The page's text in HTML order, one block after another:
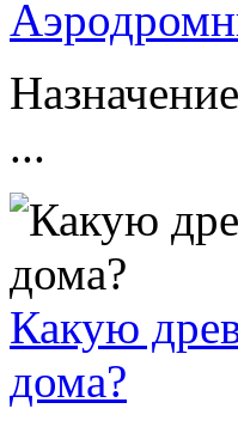
...
Какую
дома?